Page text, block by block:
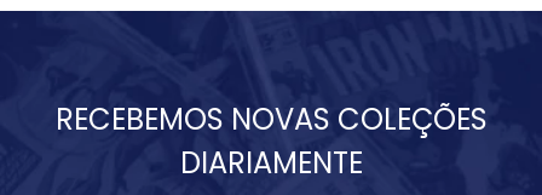
RECEBEMOS NOVAS COLEÇÕES
DIARIAMENTE